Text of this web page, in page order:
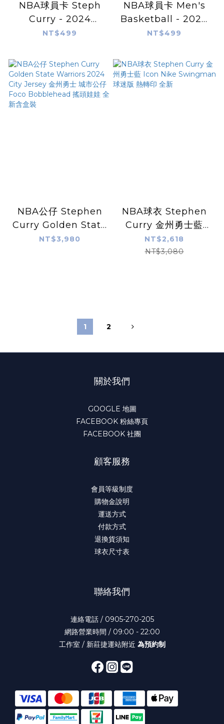
NBA球員卡 Steph
Curry - 2024
Olympic Games
Card 22 - LOOK
FOR AUTOS - PR:
88,735
NT$499
NBA球員卡 Men's
Basketball - 2024
Olympic Games
Card 26 - LOOK
FOR 1/1 AUTO! -
PR: 588,030
NT$499
NBA公仔 Stephen
Curry Golden State
Warriors 2024 City
NT$3,980
NBA球衣 Stephen
Curry 金州勇士藍
Icon Nike
Swingman 球迷版
NT$2,618
NT$3,080
1 2
關於我們
GOOGLE 地圖
FACEBOOK 粉絲專頁
FACEBOOK 社團
顧客服務
會員等級制度
購物金說明
運送方式
付款方式
退換貨須知
球衣尺寸表
聯絡我們
連絡電話 / 0905-270-205
網路營業時間 / 09:00 - 22:00
工作室 / 新莊捷運站附近 為預約制